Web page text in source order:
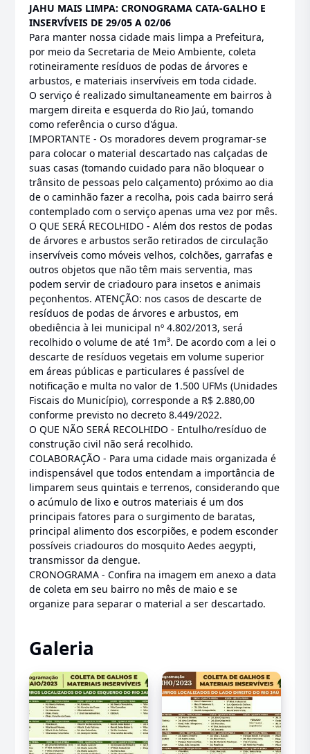
JAHU MAIS LIMPA: CRONOGRAMA CATA-GALHO E
INSERVÍVEIS DE 29/05 A 02/06
Para manter nossa cidade mais limpa a Prefeitura,
por meio da Secretaria de Meio Ambiente, coleta
rotineiramente resíduos de podas de árvores e
arbustos, e materiais inservíveis em toda cidade.
O serviço é realizado simultaneamente em bairros à
margem direita e esquerda do Rio Jaú, tomando
como referência o curso d'água.
IMPORTANTE - Os moradores devem programar-se
para colocar o material descartado nas calçadas de
suas casas (tomando cuidado para não bloquear o
trânsito de pessoas pelo calçamento) próximo ao dia
de o caminhão fazer a recolha, pois cada bairro será
contemplado com o serviço apenas uma vez por mês.
O QUE SERÁ RECOLHIDO - Além dos restos de podas
de árvores e arbustos serão retirados de circulação
inservíveis como móveis velhos, colchões, garrafas e
outros objetos que não têm mais serventia, mas
podem servir de criadouro para insetos e animais
peçonhentos. ATENÇÃO: nos casos de descarte de
resíduos de podas de árvores e arbustos, em
obediência à lei municipal nº 4.802/2013, será
recolhido o volume de até 1m³. De acordo com a lei o
descarte de resíduos vegetais em volume superior
em áreas públicas e particulares é passível de
notificação e multa no valor de 1.500 UFMs (Unidades
Fiscais do Município), corresponde a R$ 2.880,00
conforme previsto no decreto 8.449/2022.
O QUE NÃO SERÁ RECOLHIDO - Entulho/resíduo de
construção civil não será recolhido.
COLABORAÇÃO - Para uma cidade mais organizada é
indispensável que todos entendam a importância de
limparem seus quintais e terrenos, considerando que
o acúmulo de lixo e outros materiais é um dos
principais fatores para o surgimento de baratas,
principal alimento dos escorpiões, e podem esconder
possíveis criadouros do mosquito Aedes aegypti,
transmissor da dengue.
CRONOGRAMA - Confira na imagem em anexo a data
de coleta em seu bairro no mês de maio e se
organize para separar o material a ser descartado.
Galeria